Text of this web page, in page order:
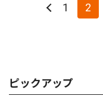
1 2
ピックアップ